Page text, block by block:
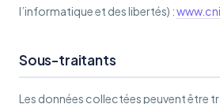
l’informatique et des libertés) :
Sous-traitants
Les données collectées peuvent être